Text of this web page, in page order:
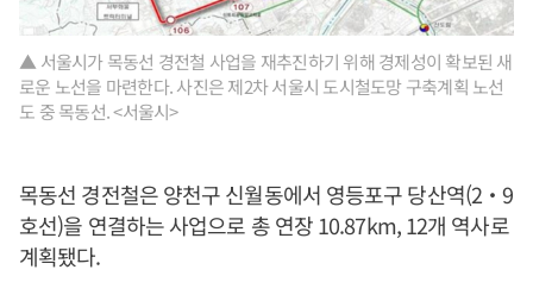
▲ 서울시가 목동선 경전철 사업을 재추진하기 위해 경제성이 확보된 새
로운 노선을 마련한다. 사진은 제2차 서울시 도시철도망 구축계획 노선
도 중 목동선. <서울시>
목동선 경전철은 양천구 신월동에서 영등포구 당산역(2‧9
호선)을 연결하는 사업으로 총 연장 10.87km, 12개 역사로
계획됐다.